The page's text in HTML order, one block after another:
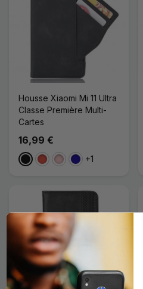
Housse Xiaomi Mi 11 Ultra
Classe Première Multi-
Cartes
16,99 €
NoirRougeRoseBleu Foncé
+1